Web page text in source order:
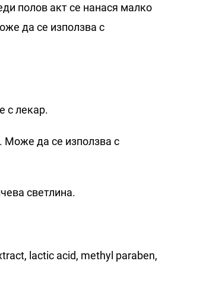
полов акт се нанася малко
да се използва с
с лекар.
Може да се използва с
светлина.
lactic acid, methyl paraben,